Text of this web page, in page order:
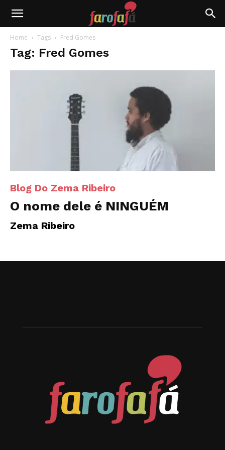
Farofafá
Home Tags Fred Gomes
Tag: Fred Gomes
Blog Do Zema Ribeiro
O nome dele é NINGUÉM
Zema Ribeiro